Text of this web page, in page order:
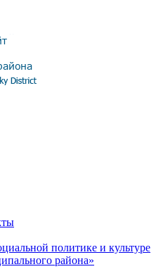
политике и культуре
района»